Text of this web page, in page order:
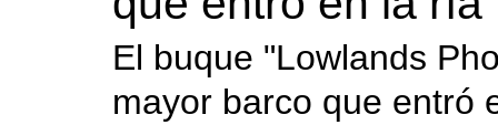
El buque "Lowlands
mayor barco que entró